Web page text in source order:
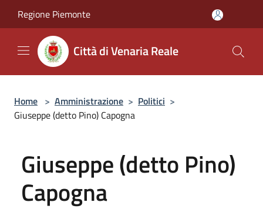
Regione Piemonte
Città di Venaria Reale
Home > Amministrazione > Politici >
Giuseppe (detto Pino) Capogna
Giuseppe (detto Pino)
Capogna